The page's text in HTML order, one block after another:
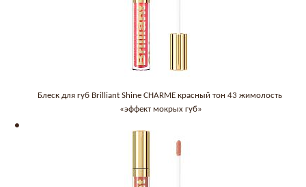
Блеск для губ Brilliant Shine CHARME красный тон 43 жимолость
«эффект мокрых губ»